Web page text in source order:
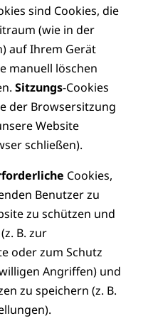
sind Cookies, die
(wie in der
auf Ihrem Gerät
manuell löschen
Sitzungs-Cookies
der Browsersitzung
Website
schließen).
Cookies,
Benutzer zu
zu schützen und
B. zur
oder zum Schutz
Angriffen) und
zu speichern (z. B.